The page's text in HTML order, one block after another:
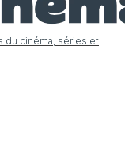
du cinéma, séries et